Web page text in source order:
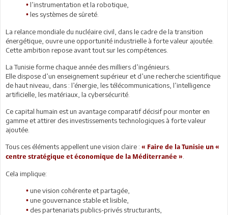
• l’instrumentation et la robotique,
• les systèmes de sûreté.
La relance mondiale du nucléaire civil, dans le cadre de la transition
énergétique, ouvre une opportunité industrielle à forte valeur ajoutée.
Cette ambition repose avant tout sur les compétences.
La Tunisie forme chaque année des milliers d’ingénieurs.
Elle dispose d’un enseignement supérieur et d’une recherche scientifique
de haut niveau, dans : l’énergie, les télécommunications, l’intelligence
artificielle, les matériaux, la cybersécurité.
Ce capital humain est un avantage comparatif décisif pour monter en
gamme et attirer des investissements technologiques à forte valeur
ajoutée.
Tous ces éléments appellent une vision claire : « Faire de la Tunisie un «
centre stratégique et économique de la Méditerranée ».
Cela implique:
• une vision cohérente et partagée,
• une gouvernance stable et lisible,
• des partenariats publics-privés structurants,